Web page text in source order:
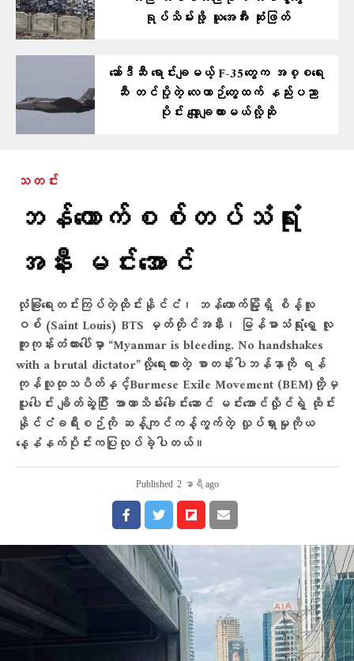
ရုပ်သိမ်းဖို့ ယူအေအီး ဆုံးဖြတ်
ဆော်ဒီဆီ ရောင်းချမယ့် F-35တွေက အစ္စရေး
ဆီ တင်ပို့တဲ့ လေယာဉ်တွေထက် နည်းပညာ
ပိုင်း လျှော့ချထားမယ်လို့ဆို
သတင်း
ဘန်​ကောက်စစ်တပ်သံရုံး
အနီး မင်း​အောင်
လုံခြုံရေးတင်းကြပ်တဲ့ထိုင်းနိုင်ငံ၊ ဘန်ကောက်မြို့ရှိ စိန့်လူး
ဝစ် (Saint Louis) BTS မှတ်တိုင်အနီး၊ မြန်မာသံရုံးရှေ့ လူ
ကူးကုန်းတံတားပေါ်မှာ “Myanmar is bleeding. No handshakes
with a brutal dictator”လို့​ရေးထားတဲ့ စာတန်းပါဘန်နာကို ရန်
ကုန်လူထုသပိတ်နှင့်Burmese Exile Movement (BEM)တို့မှ
ပူးပေါင်း ချိတ်ဆွဲပြီး အာဏာသိမ်း​ခေါင်း​ဆောင် မင်းအောင်လှိုင်ရဲ့ ထိုင်း
နိုင်ငံခရီးစဉ်ကို ဆန့်ကျင်ကန့်ကွက်တဲ့ လှုပ်ရှားမှုကိုယ​​
နေ့နံနက်ပိုင်းကပြုလုပ်ခဲ့ပါတယ်။
Published 2 နာရီ ago